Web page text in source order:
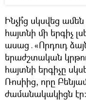
Ինչի՞ց սկսվեց
հայտնի մի երգիչ
ասաց․«Որդուդ
երաժշտական
հայտնի երգիչը
Ռոսիից, որը
ժամանակակիցն էր։